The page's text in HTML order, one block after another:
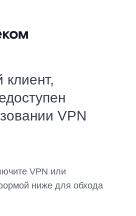
VPN
VPN или
ниже для обхода